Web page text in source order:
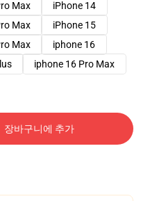
Max
iPhone 14
Max
iPhone 15
Max
iphone 16
iphone 16 Pro Max
장바구니에 추가